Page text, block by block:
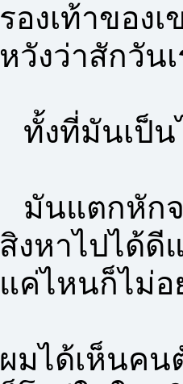
รองเท้าของ
หวังว่าสักวัน
ทั้งที่มันเป็น
มันแตกหัก
สิงหาไปได้ดี
แค่ไหนก็ไม่อ
ผมได้เห็นคน